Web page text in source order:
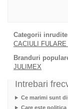
Categorii
CACIULI FULARE
Branduri
JULIMEX
Intrebari
Ce marimi sunt
Care este